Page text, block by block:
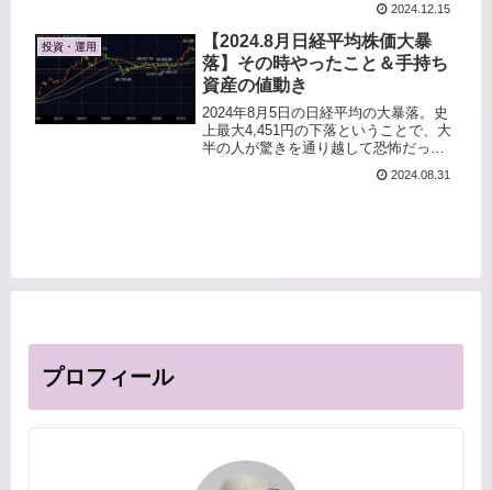
ミリタイアしたいと考えている人必見
です。新NISA口座数は2024.6時点で
2,427万口座金...
2024.12.15
投資・運用
【2024.8月日経平均株価大暴
落】その時やったこと＆手持ち
資産の値動き
2024年8月5日の日経平均の大暴落。史
上最大4,451円の下落ということで、大
半の人が驚きを通り越して恐怖だった
かしない私ですが、この暴落時に何を
2024.08.31
プロフィール